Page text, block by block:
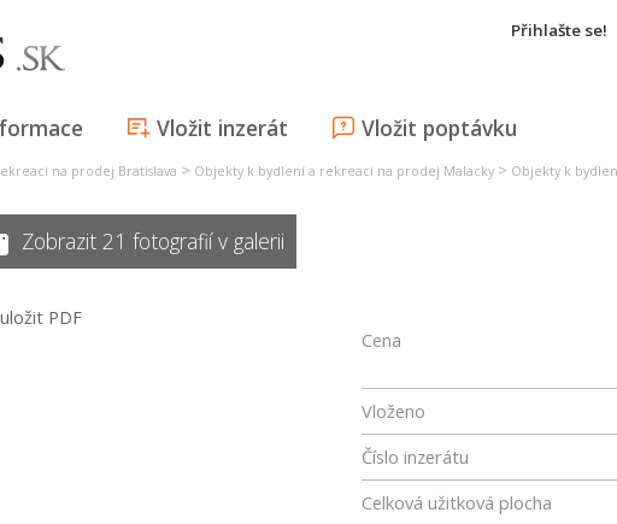
Přihlašte se!
Vložit inzerát Vložit poptávku
na prodej Bratislava > Objekty k bydlení a rekreaci na prodej Malacky > Objekty k
Zobrazit 21 fotografií v galerii
uložit PDF
Cena
Vloženo
Číslo inzerátu
Celková užitková plocha